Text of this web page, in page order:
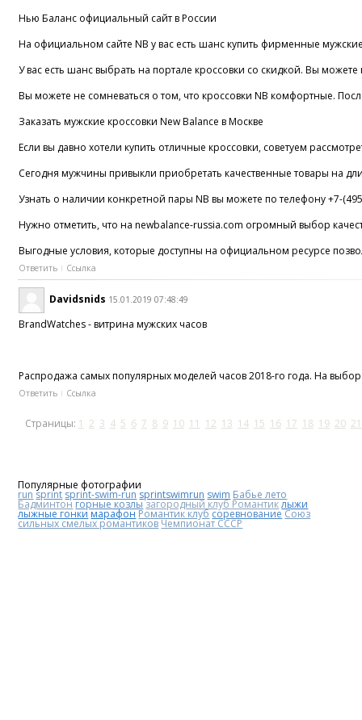
Нью Баланс официальный сайт в России
На официальном сайте NB у вас есть шанс купить фирменные
У вас есть шанс выбрать на портале кроссовки со скидкой. Вы
Вы можете не сомневаться о том, что кроссовки NB комфортные.
Заказать мужские кроссовки New Balance в Москве
Если вы давно хотели купить отличные кроссовки, советуем
Сегодня мужчины привыкли приобретать качественные товары на
Узнать о наличии конкретной пары NB вы можете по телефону +7-
Нужно отметить, что на newbalance-russia.com огромный выбор
Выгодные условия, которые доступны на официальном ресурсе
Ответить Ссылка
Davidsnids 15.01.2019 07:48:49
BrandWatches - витрина мужских часов
Распродажа самых популярных моделей часов 2018-го года. На
Ответить Ссылка
Страницы: 1 2 3 4 5 6 7 8 9 10 11 12 13 14 15 16 17 18 19 20 21
Популярные фотографии
run sprint sprint-swim-run sprintswimrun swim Бабье лето
Бадминтонгорные козлы загородный клуб Романтиклыжи
лыжные гонки марафонРомантик клубсоревнованиеСоюз
сильных смелых романтиковЧемпионат СССР